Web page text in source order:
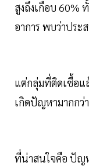
สูงถึงเกือบ 60%
อาการ พบว่าปร
แต่กลุ่มที่ติดเชื้อแ
เกิดปัญหามากกว่า
ที่น่าสนใจคือ ปัญ